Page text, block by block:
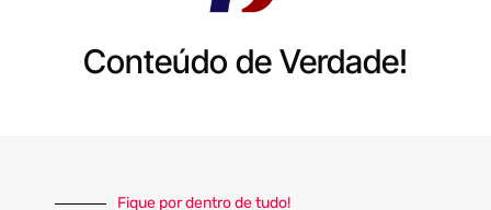
Conteúdo de Verdade!
Fique por dentro de tudo!